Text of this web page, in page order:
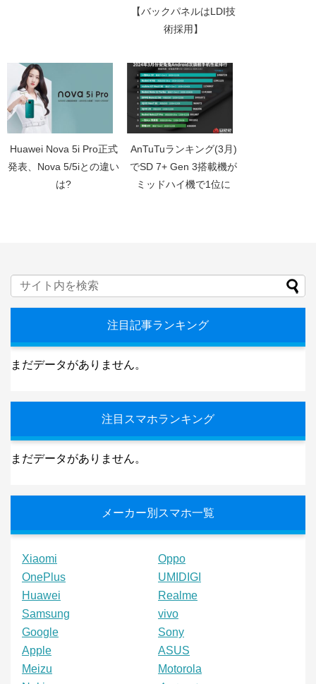
【バックパネルはLDI技
術採用】
Huawei Nova 5i Pro正式
発表、Nova 5/5iとの違い
は?
AnTuTuランキング(3月)
でSD 7+ Gen 3搭載機が
ミッドハイ機で1位に
注目記事ランキング
まだデータがありません。
注目スマホランキング
まだデータがありません。
メーカー別スマホ一覧
Xiaomi
Oppo
OnePlus
UMIDIGI
Huawei
Realme
Samsung
vivo
Google
Sony
Apple
ASUS
Meizu
Motorola